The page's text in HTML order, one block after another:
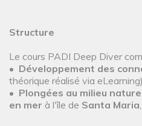
Structure
Le cours PADI Deep Diver
• Développement des
théorique réalisé via
• Plongées au milieu
en mer à l'île de Santa Maria,